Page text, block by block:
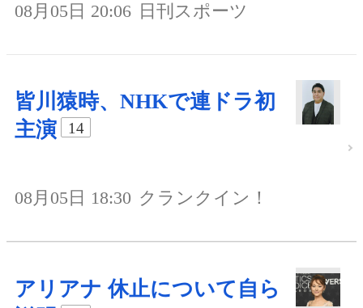
08月05日 20:06 日刊スポーツ
皆川猿時、NHKで連ドラ初
主演
14
08月05日 18:30 クランクイン！
アリアナ 休止について自ら